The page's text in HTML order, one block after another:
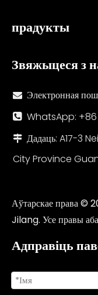
прадукты
Звяжыцеся з
 Электронная
 WhatsApp: +86
 Дадаць: A17-3
City Province
Аўтарскае права ©
Jilang. Усе правы
Адправіць